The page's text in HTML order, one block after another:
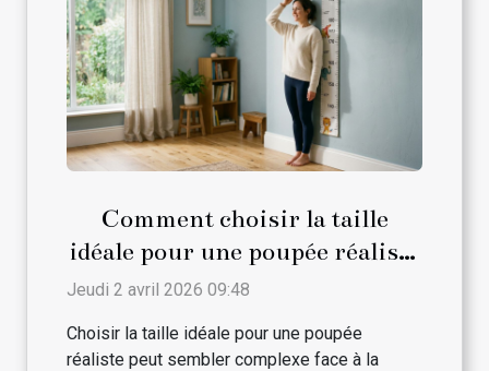
Comment choisir la taille
idéale pour une poupée réaliste
?
Jeudi 2 avril 2026 09:48
Choisir la taille idéale pour une poupée
réaliste peut sembler complexe face à la